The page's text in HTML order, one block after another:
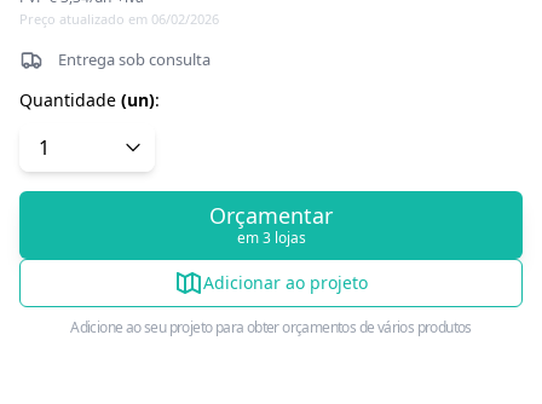
Preço atualizado em 06/02/2026
Entrega sob consulta
Quantidade (un):
Orçamentar
em 3 lojas
Adicionar ao projeto
Adicione ao seu projeto para obter orçamentos de vários produtos